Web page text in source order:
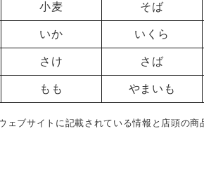
小麦 そば
いか いくら
さけ さば
もも やまいも
ブサイトに記載されている情報と店頭の商